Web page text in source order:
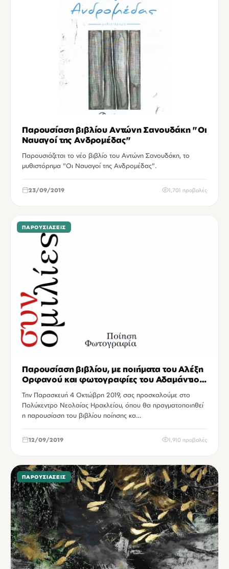
Παρουσίαση βιβλίου Αντώνη Σανουδάκη "Οι
Ναυαγοί της Ανδρομέδας"
Παρουσιάζεται το νέο βιβλίο του Αντώνη Σανουδάκη, το
μυθιστόρημα "Οι Ναυαγοί της Ανδρομέδας".
23/09/2019 1,701 προβολές
ΠΑΡΟΥΣΙΆΣΕΙΣ
Παρουσίαση βιβλίου, με ποιήματα του Αλέξη
Ορφανού και φωτογραφίες του Αδαμάντιου
Σφυρικάκη, στο Πολύκεντρο Νεολαίας
Ηρακλείου.
Την Παρασκευή 4 Οκτώβρη 2019, σας προσκαλούμε στο
Πολύκεντρο Νεολαίας Ηρακλείου, όπου θα πραγματοποιηθεί
η παρουσίαση του βιβλίου ποίησης κα…
12/09/2019 1,910 προβολές
ΠΑΡΟΥΣΙΆΣΕΙΣ